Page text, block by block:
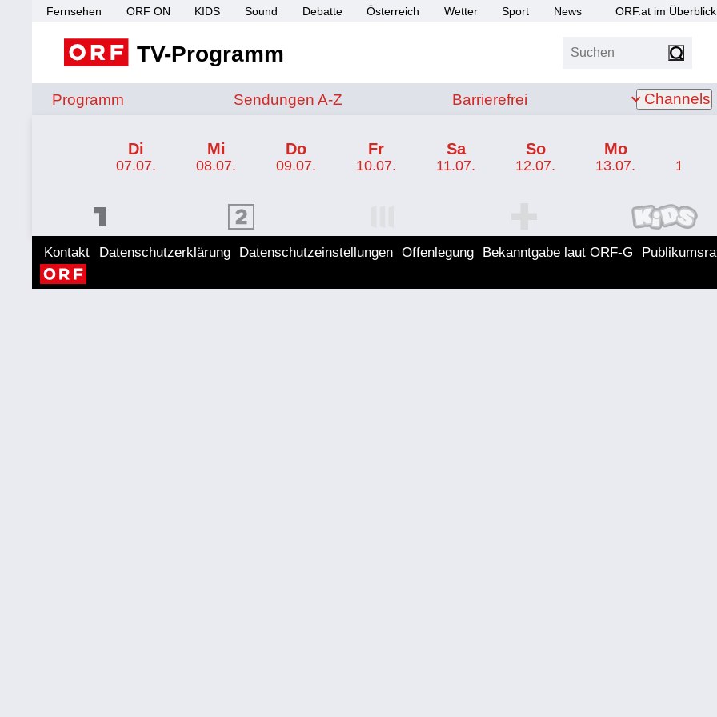
Fernsehen ORF ON KIDS Sound Debatte Österreich Wetter Sport News ORF.at im Überblick
TV-Programm Suchen
Programm Sendungen von A bis Z
Sendungen A-Z Barrierefrei
Barrierefrei Channels
Di
07.07.
Mi
08.07.
Do
09.07.
Fr
10.07.
Sa
11.07.
So
12.07.
Mo
13.07. 14.07.
ORF 2 Programm ORF KIDS Programm
Kontakt Datenschutzerklärung Datenschutzeinstellungen Offenlegung Bekanntgabe laut ORF-G